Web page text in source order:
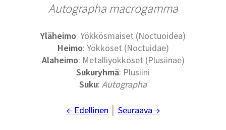
Autographa macrogamma
Yläheimo: Yökkösmaiset (Noctuoidea)
Heimo: Yökköset (Noctuidae)
Alaheimo: Metalliyökköset (Plusiinae)
Sukuryhmä: Plusiini
Suku: Autographa
← Edellinen Seuraava →